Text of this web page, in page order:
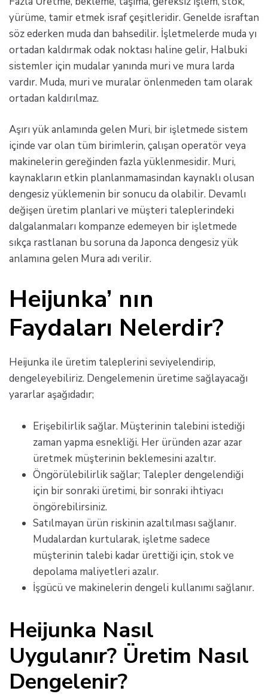
yürüme, tamir etmek israf çeşitleridir. Genelde israftan
söz ederken muda dan bahsedilir. İşletmelerde muda yı
ortadan kaldırmak odak noktası haline gelir, Halbuki
sistemler için mudalar yanında muri ve mura larda
vardır. Muda, muri ve muralar önlenmeden tam olarak
ortadan kaldırılmaz.
Aşırı yük anlamında gelen Muri, bir işletmede sistem
içinde var olan tüm birimlerin, çalışan operatör veya
makinelerin gereğinden fazla yüklenmesidir. Muri,
kaynakların etkin planlanmamasindan kaynaklı olusan
dengesiz yüklemenin bir sonucu da olabilir. Devamlı
değişen üretim planlari ve müşteri taleplerindeki
dalgalanmaları kompanze edemeyen bir işletmede
sıkça rastlanan bu soruna da Japonca dengesiz yük
anlamına gelen Mura adı verilir.
Heijunka’ nın
Faydaları Nelerdir?
Heijunka ile üretim taleplerini seviyelendirip,
dengeleyebiliriz. Dengelemenin üretime sağlayacağı
yararlar aşağıdadır;
Erişebilirlik sağlar. Müşterinin talebini istediği
zaman yapma esnekliği. Her üründen azar azar
üretmek müşterinin beklemesini azaltır.
Öngörülebilirlik sağlar; Talepler dengelendiği
için bir sonraki üretimi, bir sonraki ihtiyacı
öngörebilirsiniz.
Satılmayan ürün riskinin azaltılması sağlanır.
Mudalardan kurtularak, işletme sadece
müşterinin talebi kadar ürettiği için, stok ve
depolama maliyetleri azalır.
İşgücü ve makinelerin dengeli kullanımı sağlanır.
Heijunka Nasıl
Uygulanır? Üretim Nasıl
Dengelenir?